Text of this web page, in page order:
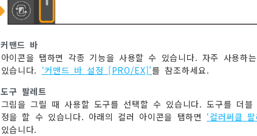
커맨드 바
아이콘을 탭하면 각종 기능을 사용할 수 있습니다. 자주 사용하
있습니다. ‘커맨드 바 설정 [PRO/EX]’를 참조하세요.
도구 팔레트
그림을 그릴 때 사용할 도구를 선택할 수 있습니다. 도구를 더블
정을 할 수 있습니다. 아래의 컬러 아이콘을 탭하면 ‘컬러써클 팔
있습니다.